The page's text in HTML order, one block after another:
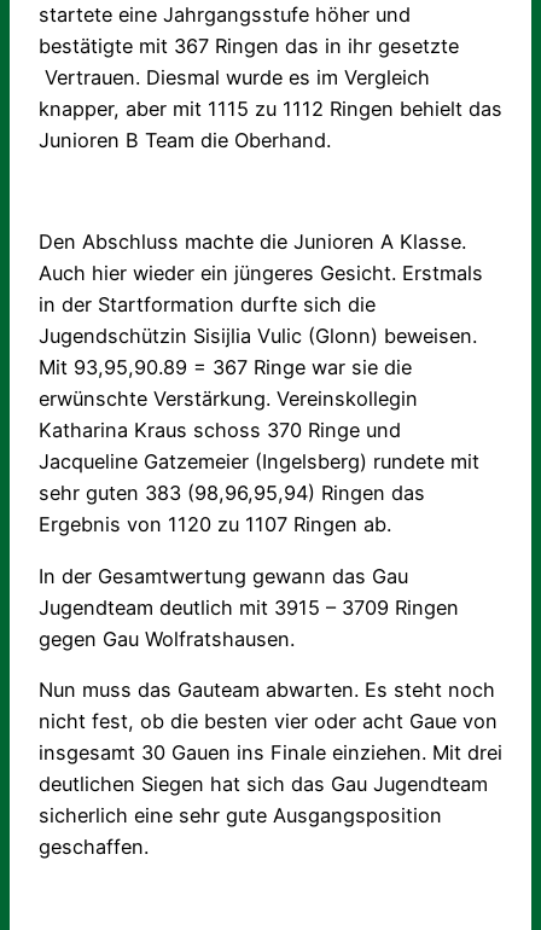
startete eine Jahrgangsstufe höher und
bestätigte mit 367 Ringen das in ihr gesetzte
Vertrauen. Diesmal wurde es im Vergleich
knapper, aber mit 1115 zu 1112 Ringen behielt das
Junioren B Team die Oberhand.
Den Abschluss machte die Junioren A Klasse.
Auch hier wieder ein jüngeres Gesicht. Erstmals
in der Startformation durfte sich die
Jugendschützin Sisijlia Vulic (Glonn) beweisen.
Mit 93,95,90.89 = 367 Ringe war sie die
erwünschte Verstärkung. Vereinskollegin
Katharina Kraus schoss 370 Ringe und
Jacqueline Gatzemeier (Ingelsberg) rundete mit
sehr guten 383 (98,96,95,94) Ringen das
Ergebnis von 1120 zu 1107 Ringen ab.
In der Gesamtwertung gewann das Gau
Jugendteam deutlich mit 3915 – 3709 Ringen
gegen Gau Wolfratshausen.
Nun muss das Gauteam abwarten. Es steht noch
nicht fest, ob die besten vier oder acht Gaue von
insgesamt 30 Gauen ins Finale einziehen. Mit drei
deutlichen Siegen hat sich das Gau Jugendteam
sicherlich eine sehr gute Ausgangsposition
geschaffen.